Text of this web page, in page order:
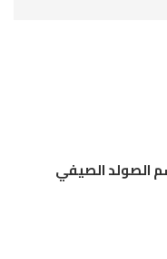
الصولد الصيفي